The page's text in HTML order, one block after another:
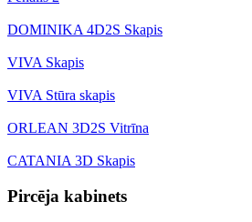
DOMINIKA 4D2S Skapis
VIVA Skapis
VIVA Stūra skapis
ORLEAN 3D2S Vitrīna
CATANIA 3D Skapis
Pircēja kabinets